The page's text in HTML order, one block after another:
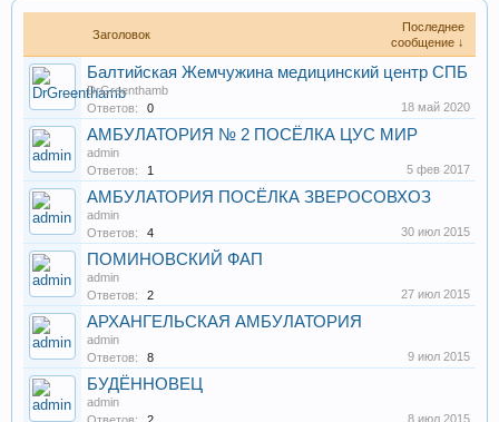
Заголовок
Последнее
сообщение ↓
Балтийская Жемчужина медицинский центр СПБ
DrGreenthamb
Ответов:
0 18 май 2020
АМБУЛАТОРИЯ № 2 ПОСЁЛКА ЦУС МИР
admin
Ответов:
1 5 фев 2017
АМБУЛАТОРИЯ ПОСЁЛКА ЗВЕРОСОВХОЗ
admin
Ответов:
4 30 июл 2015
ПОМИНОВСКИЙ ФАП
admin
Ответов:
2 27 июл 2015
АРХАНГЕЛЬСКАЯ АМБУЛАТОРИЯ
admin
Ответов:
8 9 июл 2015
БУДЁННОВЕЦ
admin
8 июл 2015